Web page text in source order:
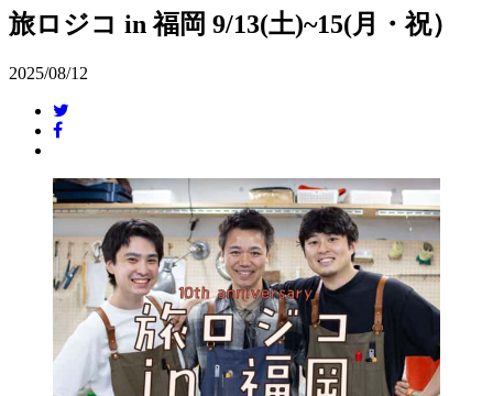
旅ロジコ in 福岡 9/13(土)~15(月・祝）
2025/08/12